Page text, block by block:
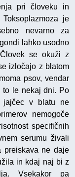
pri človeku in
je
nevarno za
lahko usodno
se okuži z
izločajo z blatom
psov, vendar
to le nekaj dni. Po
jajčec v blatu ne
nemogoče
specifičnih
serumu živali
preiskava ne daje
in kdaj naj bi z
Vsekakor pa